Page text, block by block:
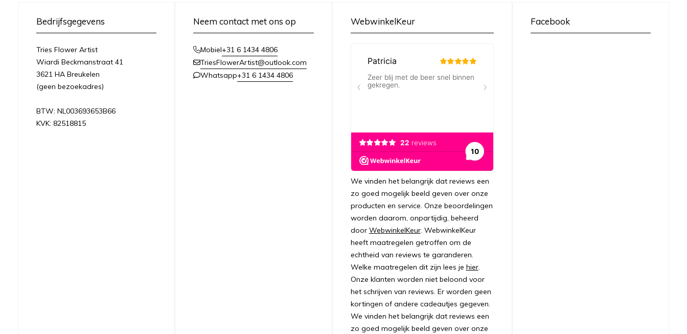
Bedrijfsgegevens
Tries Flower Artist
Wiardi Beckmanstraat 41
3621 HA Breukelen
(geen bezoekadres)
BTW: NL003693653B66
KVK: 82518815
Neem contact met ons op
Mobiel+31 6 1434 4806
TriesFlowerArtist@outlook.com
Whatsapp+31 6 1434 4806
WebwinkelKeur
We vinden het belangrijk dat reviews een
zo goed mogelijk beeld geven over onze
producten en service. Onze beoordelingen
worden daarom, onpartijdig, beheerd
door WebwinkelKeur. WebwinkelKeur
heeft maatregelen getroffen om de
echtheid van reviews te garanderen.
Welke maatregelen dit zijn lees je hier.
Onze klanten worden niet beloond voor
het schrijven van reviews. Er worden geen
kortingen of andere cadeautjes gegeven.
We vinden het belangrijk dat reviews een
zo goed mogelijk beeld geven over onze
Facebook